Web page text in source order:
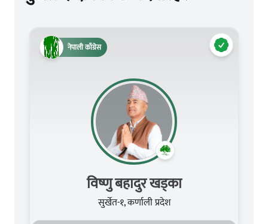
नेपाली काँग्रेस
विष्णु बहादुर खड्का
सुर्खेत-१, कर्णाली प्रदेश